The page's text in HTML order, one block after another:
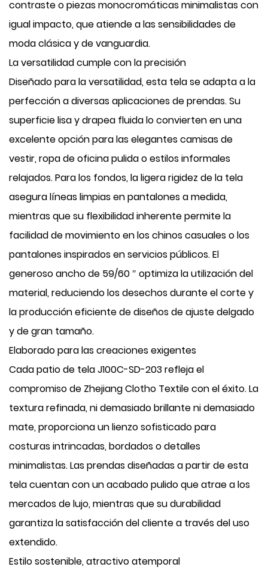
contraste o piezas monocromáticas minimalistas con
igual impacto, que atiende a las sensibilidades de
moda clásica y de vanguardia.
La versatilidad cumple con la precisión
Diseñado para la versatilidad, esta tela se adapta a la
perfección a diversas aplicaciones de prendas. Su
superficie lisa y drapea fluida lo convierten en una
excelente opción para las elegantes camisas de
vestir, ropa de oficina pulida o estilos informales
relajados. Para los fondos, la ligera rigidez de la tela
asegura líneas limpias en pantalones a medida,
mientras que su flexibilidad inherente permite la
facilidad de movimiento en los chinos casuales o los
pantalones inspirados en servicios públicos. El
generoso ancho de 59/60 ″ optimiza la utilización del
material, reduciendo los desechos durante el corte y
la producción eficiente de diseños de ajuste delgado
y de gran tamaño.
Elaborado para las creaciones exigentes
Cada patio de tela J100C-SD-203 refleja el
compromiso de Zhejiang Clotho Textile con el éxito. La
textura refinada, ni demasiado brillante ni demasiado
mate, proporciona un lienzo sofisticado para
costuras intrincadas, bordados o detalles
minimalistas. Las prendas diseñadas a partir de esta
tela cuentan con un acabado pulido que atrae a los
mercados de lujo, mientras que su durabilidad
garantiza la satisfacción del cliente a través del uso
extendido.
Estilo sostenible, atractivo atemporal